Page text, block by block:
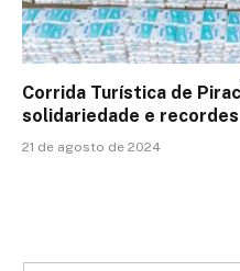
Corrida Turística de
solidariedade e recordes
21 de agosto de 2024